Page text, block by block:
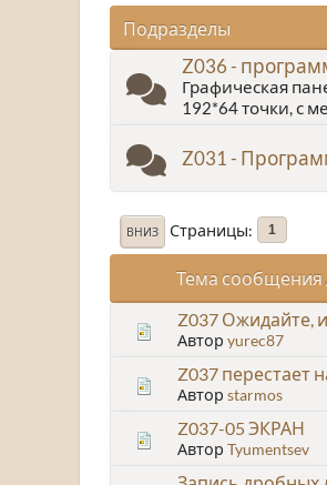
Подразделы
Z036 -
Графическая
192*64 точки, с
Z031 -
ВНИЗ Страницы 1
Тема сообщения
Z037 Ожидайте,
Автор yurec87
Z037 перестает
Автор starmos
Z037-05 ЭКРАН
Автор Tyumentsev